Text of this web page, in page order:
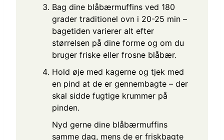
Bag dine blåbærmuffins ved 180
grader traditionel ovn i 20-25 min –
bagetiden varierer alt efter
størrelsen på dine forme og om du
bruger friske eller frosne blåbær.
Hold øje med kagerne og tjek med
en pind at de er gennembagte – der
skal sidde fugtige krummer på
pinden.
Nyd gerne dine blåbærmuffins
samme dag, mens de er friskbagte